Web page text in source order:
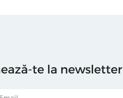
te la newsletter